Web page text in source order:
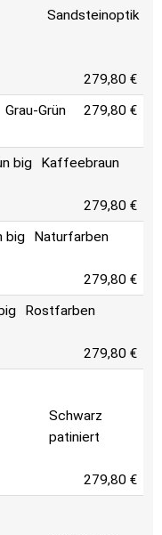
Sandsteinoptik
279,80 €
Grau-Grün 279,80 €
Kaffeebraun
279,80 €
Naturfarben
279,80 €
Rostfarben
279,80 €
Schwarz
patiniert
279,80 €